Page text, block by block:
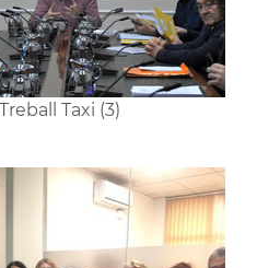
Taxi (3)